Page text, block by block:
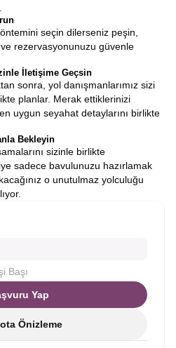
seçin dilerseniz peşin,
rezervasyonunuzu güvenle
İletişime Geçsin
sonra, yol danışmanlarımız sizi
planlar. Merak ettiklerinizi
uygun seyahat detaylarını birlikte
Bekleyin
sizinle birlikte
sadece bavulunuzu hazırlamak
o unutulmaz yolculuğu
Başı
Yap
Önizleme